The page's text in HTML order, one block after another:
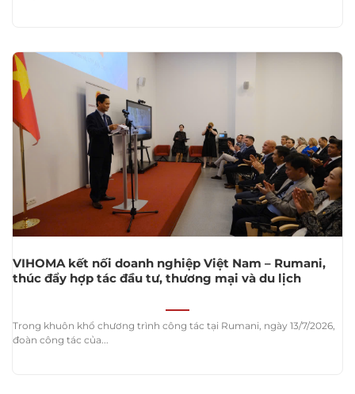
VIHOMA kết nối doanh nghiệp Việt Nam – Rumani,
thúc đẩy hợp tác đầu tư, thương mại và du lịch
Trong khuôn khổ chương trình công tác tại Rumani, ngày 13/7/2026,
đoàn công tác của...